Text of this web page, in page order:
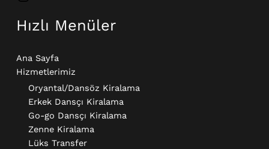
Hızlı Menüler
Ana Sayfa
Hizmetlerimiz
Oryantal/Dansöz Kiralama
Erkek Dansçı Kiralama​
Go-go Dansçı Kiralama​
Zenne Kiralama
Lüks Transfer